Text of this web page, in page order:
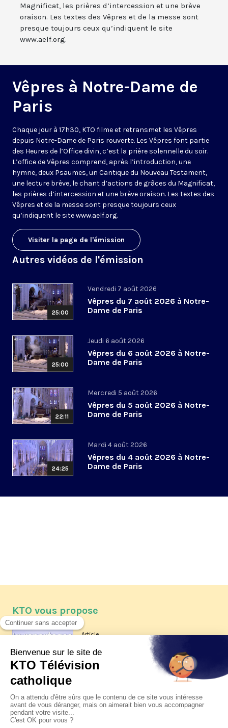
Magnificat, les prières d’intercession et une brève
oraison. Les textes des Vêpres et de la messe sont
presque toujours ceux qu’indiquent le site
www.aelf.org.
Vêpres à Notre-Dame de
Paris
Chaque jour à 17h30, KTO filme et retransmet les Vêpres
depuis Notre-Dame de Paris rouverte. Les Vêpres font partie
des Heures de l’Office divin, c’est la prière solennelle du soir.
L’office de Vêpres comprend, après l’introduction, une
hymne, deux Psaumes, un Cantique du Nouveau Testament,
une lecture brève, le chant d’actions de grâces du Magnificat,
les prières d’intercession et une brève oraison. Les textes des
Vêpres et de la messe sont presque toujours ceux
qu’indiquent le sitewww.aelf.org.
Visiter la page de l'émission
Autres vidéos de l'émission
25:00
Vendredi 7 août 2026
Vêpres du 7 août 2026 à Notre-
Dame de Paris
25:00
Jeudi 6 août 2026
Vêpres du 6 août 2026 à Notre-
Dame de Paris
22:11
Mercredi 5 août 2026
Vêpres du 5 août 2026 à Notre-
Dame de Paris
24:25
Mardi 4 août 2026
Vêpres du 4 août 2026 à Notre-
Dame de Paris
KTO vous propose
Article
Les reportages d'été 2026 de KTO
La visite pastorale du pape Léon
XIV à Assise à suivre sur KTO le
jeudi 6 août